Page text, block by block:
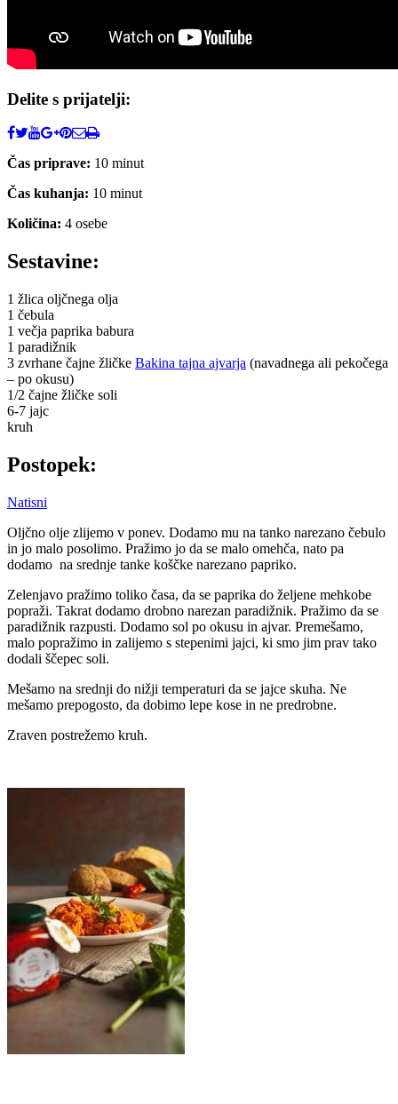
Delite s prijatelji:
Čas priprave: 10 minut
Čas kuhanja: 10 minut
Količina: 4 osebe
Sestavine:
1 žlica oljčnega olja
1 čebula
1 večja paprika babura
1 paradižnik
3 zvrhane čajne žličke Bakina tajna ajvarja (navadnega ali pekočega
– po okusu)
1/2 čajne žličke soli
6-7 jajc
kruh
Postopek:
Natisni
Oljčno olje zlijemo v ponev. Dodamo mu na tanko narezano čebulo
in jo malo posolimo. Pražimo jo da se malo omehča, nato pa
dodamo na srednje tanke koščke narezano papriko.
Zelenjavo pražimo toliko časa, da se paprika do željene mehkobe
popraži. Takrat dodamo drobno narezan paradižnik. Pražimo da se
paradižnik razpusti. Dodamo sol po okusu in ajvar. Premešamo,
malo popražimo in zalijemo s stepenimi jajci, ki smo jim prav tako
dodali ščepec soli.
Mešamo na srednji do nižji temperaturi da se jajce skuha. Ne
mešamo prepogosto, da dobimo lepe kose in ne predrobne.
Zraven postrežemo kruh.